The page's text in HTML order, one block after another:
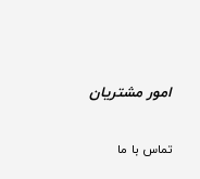
امور مشتریان
تماس با ما